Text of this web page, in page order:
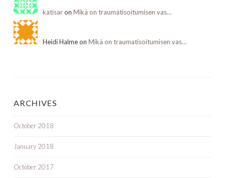
katisaron Mikä on traumatisoitumisen vas…
Heidi Halme on Mikä on traumatisoitumisen vas…
ARCHIVES
October 2018
January 2018
October 2017